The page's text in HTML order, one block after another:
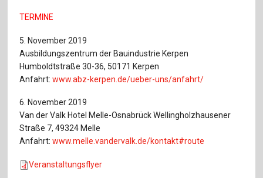
TERMINE
5. November 2019
Ausbildungszentrum der Bauindustrie Kerpen
Humboldtstraße 30-36, 50171 Kerpen
Anfahrt:www.abz-kerpen.de/ueber-uns/anfahrt/
6. November 2019
Van der Valk Hotel Melle-Osnabrück Wellingholzhausener
Straße 7, 49324 Melle
Anfahrt:www.melle.vandervalk.de/kontakt#route
Veranstaltungsflyer